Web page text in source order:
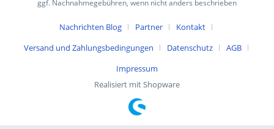
ggf. Nachnahmegebühren, wenn nicht anders beschrieben
Nachrichten Blog Partner
Kontakt
Versand und Zahlungsbedingungen
Datenschutz
AGB
Impressum
Realisiert mit Shopware